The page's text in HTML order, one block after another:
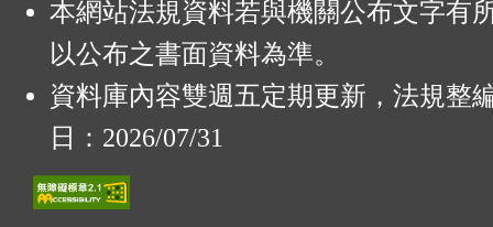
本網站法規資料若與機關公布文字有
以公布之書面資料為準。
資料庫內容雙週五定期更新，法規整
日：2026/07/31